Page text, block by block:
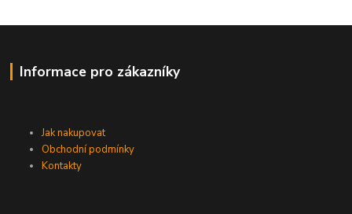
Informace pro zákazníky
Jak nakupovat
Obchodní podmínky
Kontakty